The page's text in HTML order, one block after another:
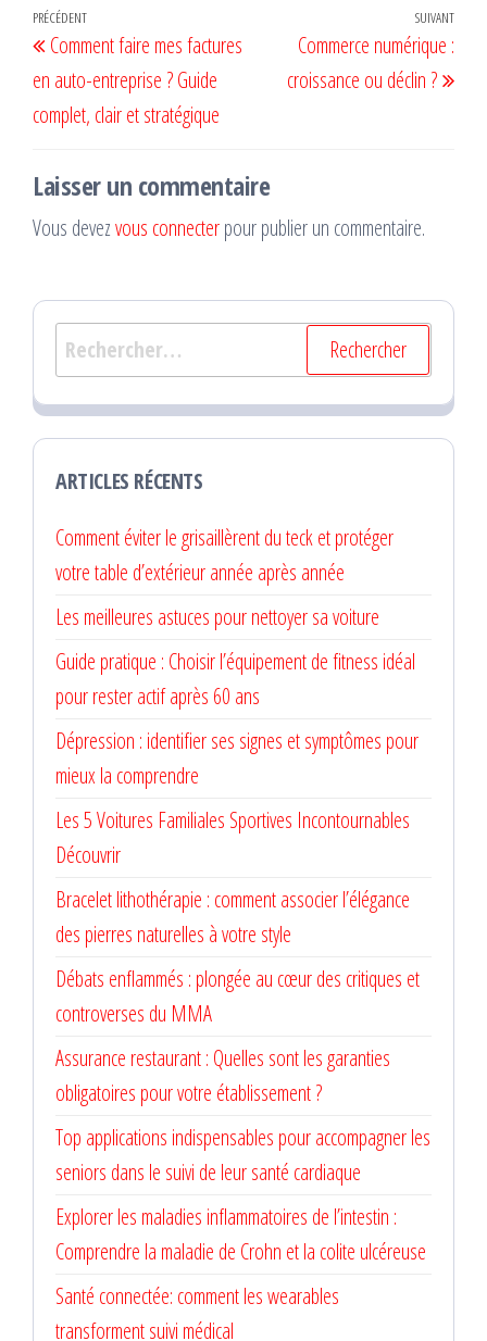
Navigation
de
l’article
Article
précédent
PRÉCÉDENT
Comment faire mes factures
en auto-entreprise ? Guide
complet, clair et stratégique
SUIVANT
Commerce numérique :
croissance ou déclin ?
Laisser un commentaire
Vous devezvous connecterpour publier un commentaire.
Rechercher :
ARTICLES RÉCENTS
Comment éviter le grisaillèrent du teck et protéger
votre table d’extérieur année après année
Les meilleures astuces pour nettoyer sa voiture
Guide pratique : Choisir l’équipement de fitness idéal
pour rester actif après 60 ans
Dépression : identifier ses signes et symptômes pour
mieux la comprendre
Les 5 Voitures Familiales Sportives Incontournables
Découvrir
Bracelet lithothérapie : comment associer l’élégance
des pierres naturelles à votre style
Débats enflammés : plongée au cœur des critiques et
controverses du MMA
Assurance restaurant : Quelles sont les garanties
obligatoires pour votre établissement ?
Top applications indispensables pour accompagner les
seniors dans le suivi de leur santé cardiaque
Explorer les maladies inflammatoires de l’intestin :
Comprendre la maladie de Crohn et la colite ulcéreuse
Santé connectée: comment les wearables
transforment suivi médical